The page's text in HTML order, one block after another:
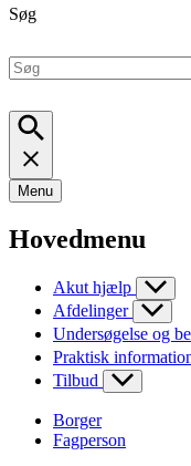
Søg
Menu
Hovedmenu
Akut hjælp
Afdelinger
Undersøgelse og
Praktisk
Tilbud
Borger
Fagperson